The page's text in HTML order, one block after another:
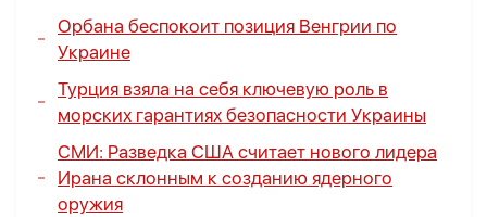
Орбана беспокоит позиция Венгрии по
Украине
Турция взяла на себя ключевую роль в
морских гарантиях безопасности Украины
СМИ: Разведка США считает нового лидера
Ирана склонным к созданию ядерного
оружия